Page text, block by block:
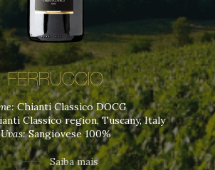
FERRUCCIO
Chianti Classico DOCG
Classico region, Tuscany, Italy
Uvas:Sangiovese 100%
Saiba mais